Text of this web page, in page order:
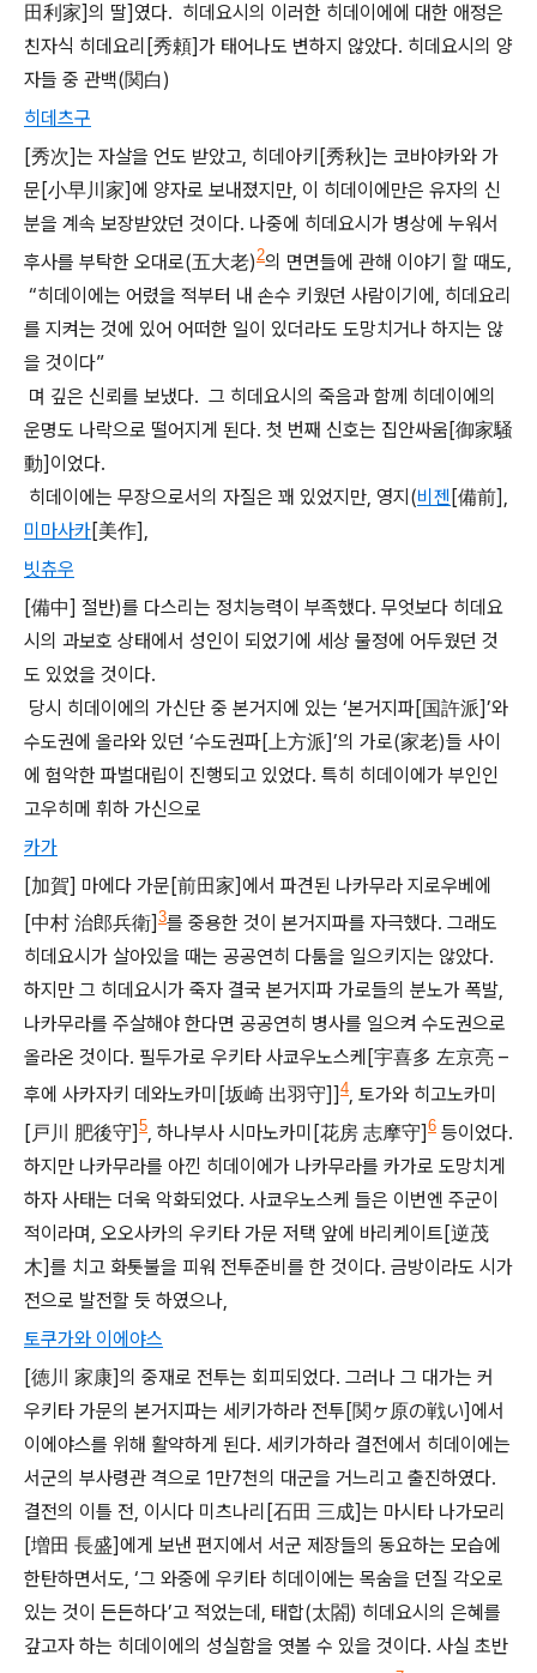
田利家]의 딸]였다. 히데요시의 이러한 히데이에에 대한 애정은
친자식 히데요리[秀頼]가 태어나도 변하지 않았다. 히데요시의 양
자들 중 관백(関白)
히데츠구
[秀次]는 자살을 언도 받았고, 히데아키[秀秋]는 코바야카와 가
문[小早川家]에 양자로 보내졌지만, 이 히데이에만은 유자의 신
분을 계속 보장받았던 것이다. 나중에 히데요시가 병상에 누워서
후사를 부탁한 오대로(五大老)2의 면면들에 관해 이야기 할 때도,
“히데이에는 어렸을 적부터 내 손수 키웠던 사람이기에, 히데요리
를 지켜는 것에 있어 어떠한 일이 있더라도 도망치거나 하지는 않
을 것이다”
며 깊은 신뢰를 보냈다. 그 히데요시의 죽음과 함께 히데이에의
운명도 나락으로 떨어지게 된다. 첫 번째 신호는 집안싸움[御家騒
動]이었다.
히데이에는 무장으로서의 자질은 꽤 있었지만, 영지(비젠 [備前],
미마사카[美作],
빗츄우
[備中] 절반)를 다스리는 정치능력이 부족했다. 무엇보다 히데요
시의 과보호 상태에서 성인이 되었기에 세상 물정에 어두웠던 것
도 있었을 것이다.
당시 히데이에의 가신단 중 본거지에 있는 ‘본거지파[国許派]’와
수도권에 올라와 있던 ‘수도권파[上方派]’의 가로(家老)들 사이
에 험악한 파벌대립이 진행되고 있었다. 특히 히데이에가 부인인
고우히메 휘하 가신으로
카가
[加賀] 마에다 가문[前田家]에서 파견된 나카무라 지로우베에
[中村 治郎兵衛] 3를 중용한 것이 본거지파를 자극했다. 그래도
히데요시가 살아있을 때는 공공연히 다툼을 일으키지는 않았다.
하지만 그 히데요시가 죽자 결국 본거지파 가로들의 분노가 폭발,
나카무라를 주살해야 한다면 공공연히 병사를 일으켜 수도권으로
올라온 것이다. 필두가로 우키타 사쿄우노스케[宇喜多 左京亮 –
후에 사카자키 데와노카미[坂崎 出羽守]] 4, 토가와 히고노카미
[戸川 肥後守] 5 , 하나부사 시마노카미[花房 志摩守] 6 등이었다.
하지만 나카무라를 아낀 히데이에가 나카무라를 카가로 도망치게
하자 사태는 더욱 악화되었다. 사쿄우노스케 들은 이번엔 주군이
적이라며, 오오사카의 우키타 가문 저택 앞에 바리케이트[逆茂
木]를 치고 화톳불을 피워 전투준비를 한 것이다. 금방이라도 시가
전으로 발전할 듯 하였으나,
토쿠가와 이에야스
[徳川 家康]의 중재로 전투는 회피되었다. 그러나 그 대가는 커
우키타 가문의 본거지파는 세키가하라 전투[関ヶ原の戦い]에서
이에야스를 위해 활약하게 된다. 세키가하라 결전에서 히데이에는
서군의 부사령관 격으로 1만7천의 대군을 거느리고 출진하였다.
결전의 이틀 전, 이시다 미츠나리[石田 三成]는 마시타 나가모리
[増田 長盛]에게 보낸 편지에서 서군 제장들의 동요하는 모습에
한탄하면서도, ‘그 와중에 우키타 히데이에는 목숨을 던질 각오로
있는 것이 든든하다’고 적었는데, 태합(太閤) 히데요시의 은혜를
갚고자 하는 히데이에의 성실함을 엿볼 수 있을 것이다. 사실 초반